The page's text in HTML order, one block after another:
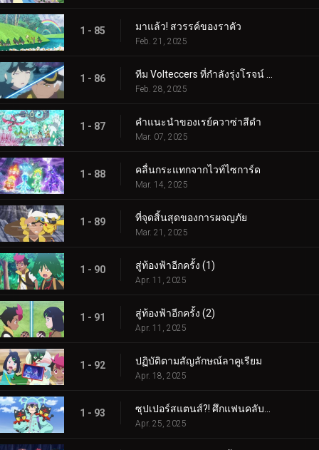
1 - 85 มาแล้ว! สวรรค์ของราคัว
Feb. 21, 2025
1 - 86
Feb. 28, 2025
1 - 87 คำแนะนำของเรย์ควาซ่าสีดำ
Mar. 07, 2025
1 - 88 คลื่นกระแทกจากไวท์ไซการ์ด
Mar. 14, 2025
1 - 89 ที่จุดสิ้นสุดของการผจญภัย
Mar. 21, 2025
1 - 90 สู่ท้องฟ้าอีกครั้ง (1)
Apr. 11, 2025
1 - 91 สู่ท้องฟ้าอีกครั้ง (2)
Apr. 11, 2025
1 - 92 ปฏิบัติตามสัญลักษณ์ลาคูเรียม
Apr. 18, 2025
1 - 93
Apr. 25, 2025